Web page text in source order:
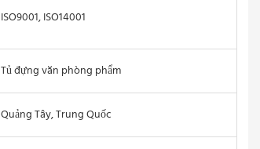
ISO9001, ISO14001
Tủ đựng văn phòng phẩm
Quảng Tây, Trung Quốc